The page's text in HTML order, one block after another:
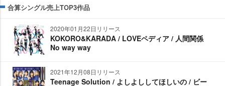
合算シングル売上TOP3作品
2020年01月22日リリース
KOKORO&KARADA / LOVEペディア / 人間関係
No way way
2021年12月08日リリース
Teenage Solution / よしよししてほしいの / ビー